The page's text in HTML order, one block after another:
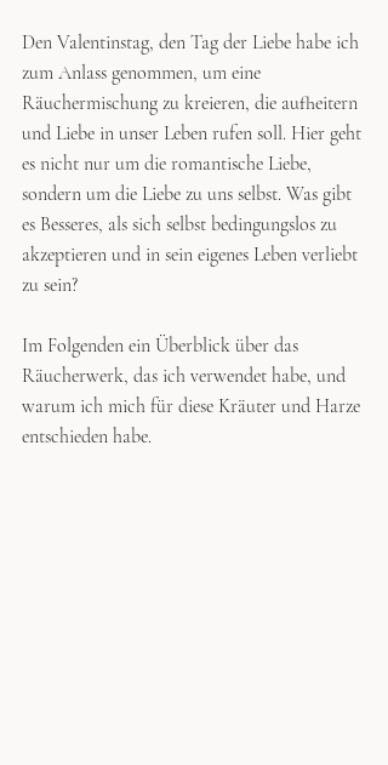
Den Valentinstag, den Tag der Liebe habe ich
zum Anlass genommen, um eine
Räuchermischung zu kreieren, die aufheitern
und Liebe in unser Leben rufen soll. Hier geht
es nicht nur um die romantische Liebe,
sondern um die Liebe zu uns selbst. Was gibt
es Besseres, als sich selbst bedingungslos zu
akzeptieren und in sein eigenes Leben verliebt
zu sein?
Im Folgenden ein Überblick über das
Räucherwerk, das ich verwendet habe, und
warum ich mich für diese Kräuter und Harze
entschieden habe.